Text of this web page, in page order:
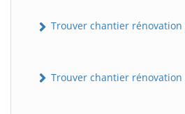
Trouver chantier rénovation
Trouver chantier rénovation